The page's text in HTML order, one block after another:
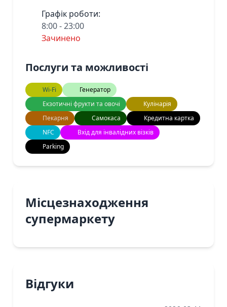
Графік роботи:
8:00 - 23:00
Зачинено
Послуги та можливості
Wi-Fi
Генератор
Екзотичні фрукти та овочі
Кулінарія
Пекарня
Самокаса
Кредитна картка
NFC
Вхід для інвалідних візків
Parking
Місцезнаходження
супермаркету
Відгуки